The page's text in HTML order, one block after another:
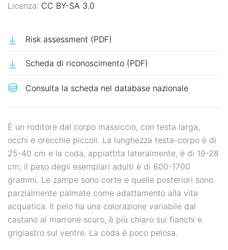
Licenza: CC BY-SA 3.0
Risk assessment (PDF)
Scheda di riconoscimento (PDF)
È un roditore dal corpo massiccio, con testa larga,
occhi e orecchie piccoli. La lunghezza testa-corpo è di
25-40 cm e la coda, appiattita lateralmente, è di 19-28
cm; il peso degli esemplari adulti è di 600-1700
grammi. Le zampe sono corte e quelle posteriori sono
parzialmente palmate come adattamento alla vita
acquatica. Il pelo ha una colorazione variabile dal
castano al marrone scuro, è più chiaro sui fianchi e
grigiastro sul ventre. La coda è poco pelosa.